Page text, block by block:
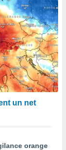
un net
orange